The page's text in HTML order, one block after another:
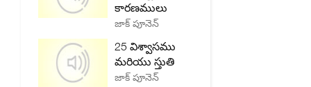
కారణములు
జాక్ పూనెన్
25 విశ్వాసము
మరియు స్తుతి
జాక్ పూనెన్